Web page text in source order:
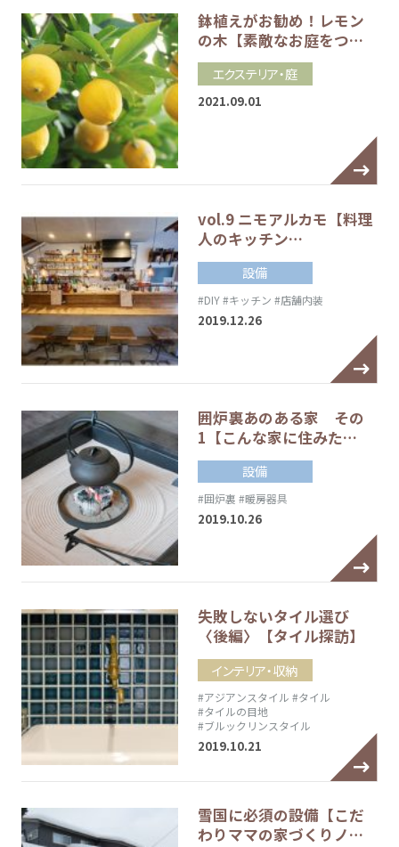
鉢植えがお勧め！レモン
の木【素敵なお庭をつ…
エクステリア・庭
2021.09.01
vol.9 ニモアルカモ【料理
人のキッチン…
設備
#DIY#キッチン #店舗内装
2019.12.26
囲炉裏あのある家 その
1【こんな家に住みた…
設備
#囲炉裏 #暖房器具
2019.10.26
失敗しないタイル選び
〈後編〉【タイル探訪】
インテリア・収納
#アジアンスタイル #タイル
#タイルの目地
#ブルックリンスタイル
2019.10.21
雪国に必須の設備【こだ
わりママの家づくりノ…